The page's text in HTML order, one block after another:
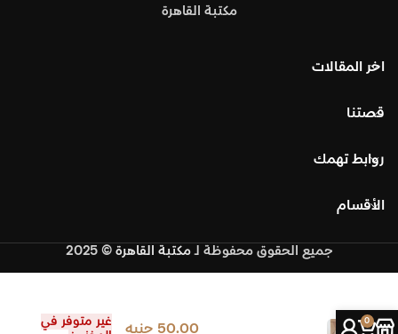
مكتبة القاهرة
اخر المقالات
قصتنا
روابط تهمك
الأقسام
جميع الحقوق محفوظة لـمكتبة القاهرة © 2025
50.00 جنيه
غير متوفر في
0